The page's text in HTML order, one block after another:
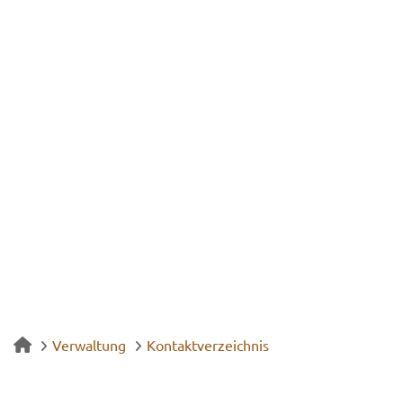
Verwaltung Kontaktverzeichnis